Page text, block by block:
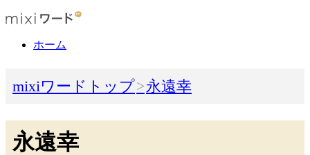
ホーム
mixiワードトップ 永遠幸
永遠幸